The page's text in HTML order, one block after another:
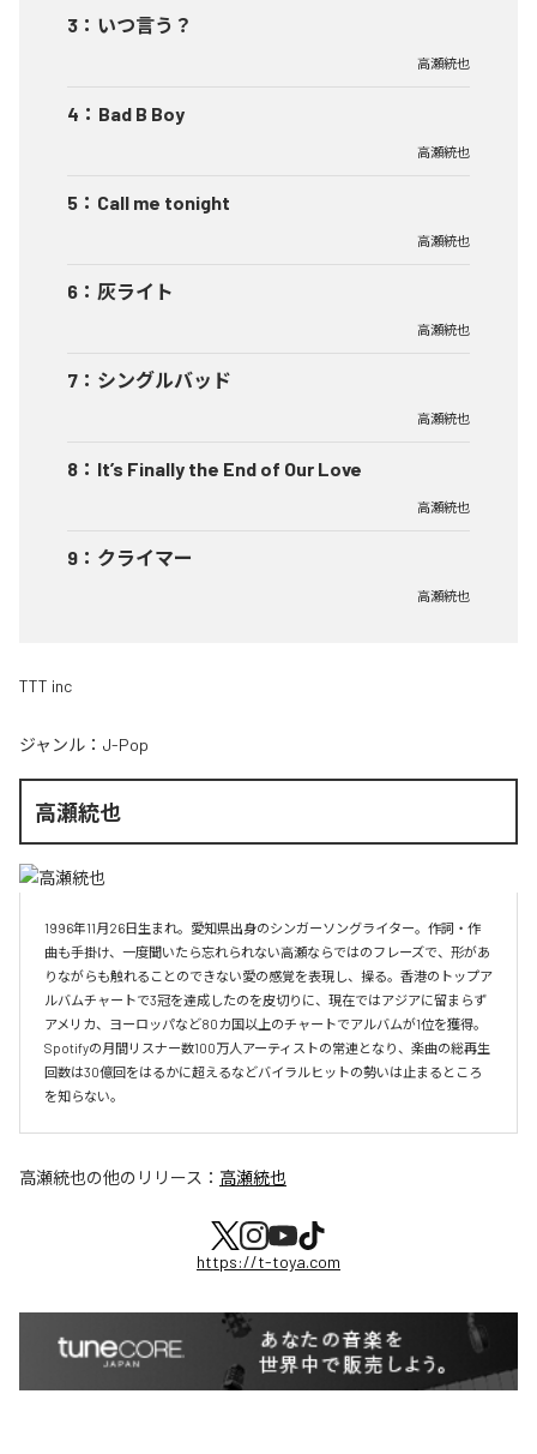
3 ： いつ言う？
高瀬統也
4 ： Bad B Boy
高瀬統也
5 ： Call me tonight
高瀬統也
6 ： 灰ライト
高瀬統也
7 ： シングルバッド
高瀬統也
8 ： It’s Finally the End of Our Love
高瀬統也
9 ： クライマー
高瀬統也
TTT inc
ジャンル： J-Pop
高瀬統也
1996年11月26日生まれ。愛知県出身のシンガーソングライター。作詞・作
曲も手掛け、一度聞いたら忘れられない高瀬ならではのフレーズで、形があ
りながらも触れることのできない愛の感覚を表現し、操る。香港のトップア
ルバムチャートで3冠を達成したのを皮切りに、現在ではアジアに留まらず
アメリカ、ヨーロッパなど80カ国以上のチャートでアルバムが1位を獲得。
Spotifyの月間リスナー数100万人アーティストの常連となり、楽曲の総再生
回数は30億回をはるかに超えるなどバイラルヒットの勢いは止まるところ
を知らない。
高瀬統也の他のリリース： 高瀬統也
https://t-toya.com